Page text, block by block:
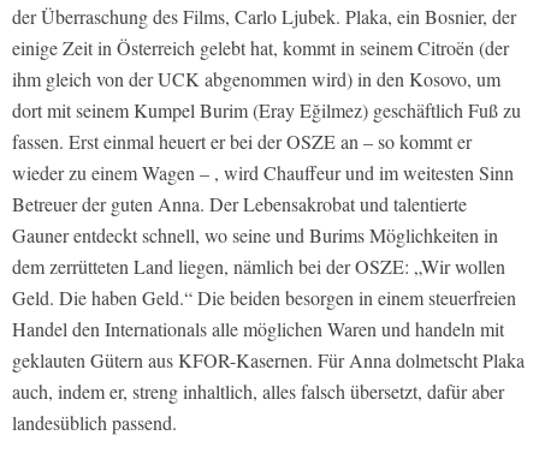
der Überraschung des Films, Carlo Ljubek. Plaka, ein Bosnier, der
einige Zeit in Österreich gelebt hat, kommt in seinem Citroën (der
ihm gleich von der UCK abgenommen wird) in den Kosovo, um
dort mit seinem Kumpel Burim (Eray Eğilmez) geschäftlich Fuß zu
fassen. Erst einmal heuert er bei der OSZE an – so kommt er
wieder zu einem Wagen – , wird Chauffeur und im weitesten Sinn
Betreuer der guten Anna. Der Lebensakrobat und talentierte
Gauner entdeckt schnell, wo seine und Burims Möglichkeiten in
dem zerrütteten Land liegen, nämlich bei der OSZE: „Wir wollen
Geld. Die haben Geld.“ Die beiden besorgen in einem steuerfreien
Handel den Internationals alle möglichen Waren und handeln mit
geklauten Gütern aus KFOR-Kasernen. Für Anna dolmetscht Plaka
auch, indem er, streng inhaltlich, alles falsch übersetzt, dafür aber
landesüblich passend.